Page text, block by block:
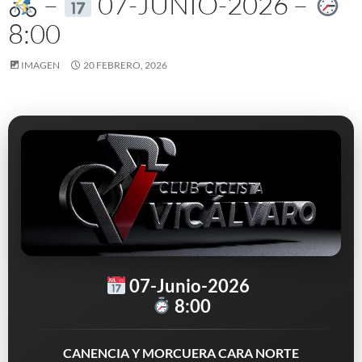
8:00
IMAGEN 20 FEBRERO, 2026
07-Junio-2026
8:00
CANENCIA Y MORCUERA CARA NORTE